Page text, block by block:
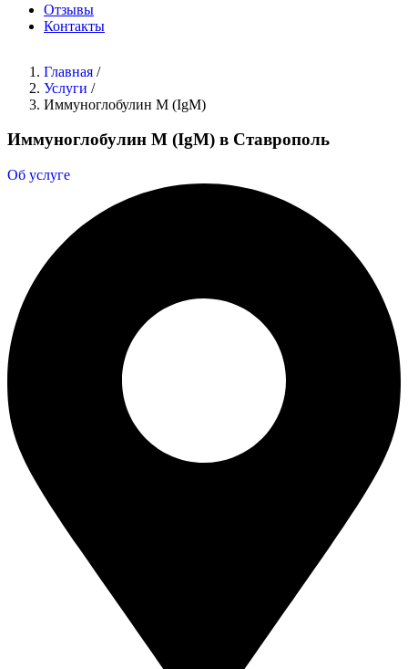
Отзывы
Контакты
Главная /
Услуги /
Иммуноглобулин М (IgM)
Иммуноглобулин М (IgM) в Ставрополь
Об услуге